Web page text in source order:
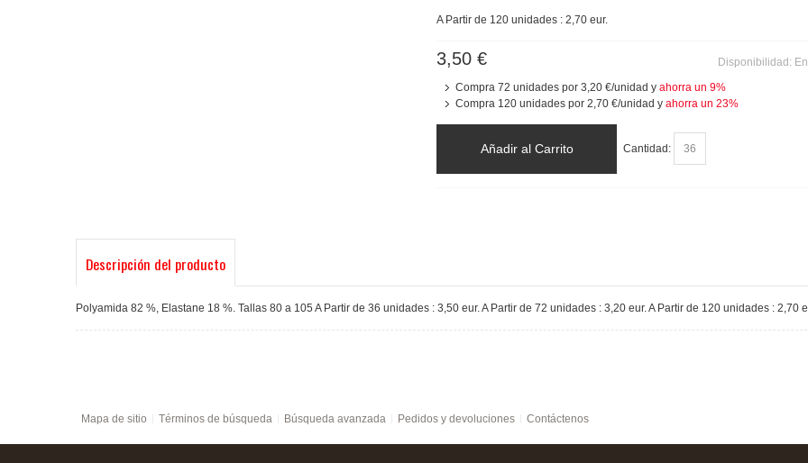
A Partir de 120 unidades : 2,70 eur.
Disponibilidad:
3,50 €
Compra 72 unidades por 3,20 €/unidad y ahorra un 9%
Compra 120 unidades por 2,70 €/unidad y ahorra un 23%
Cantidad:
Añadir al Carrito
Descripción del producto
Polyamida 82 %, Elastane 18 %. Tallas 80 a 105 A Partir de 36 unidades : 3,50 eur. A Partir de 72 unidades : 3,20 eur. A Partir de 120 unidades : 2,70
Mapa de sitio Términos de búsqueda Búsqueda avanzada Pedidos y devoluciones Contáctenos